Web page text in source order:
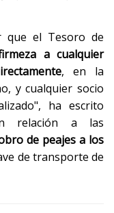
que el Tesoro de
a cualquier
, en la
y cualquier socio
ha escrito
relación a las
de peajes a los
de transporte de